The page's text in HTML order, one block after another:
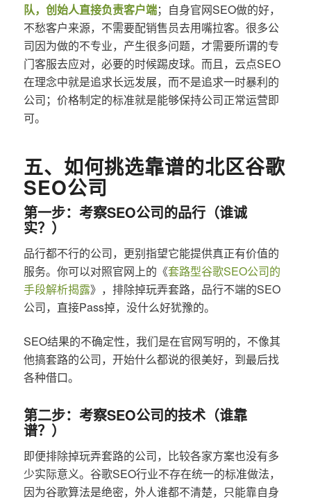
队，创始人直接负责客户端；自身官网SEO做的好，
不愁客户来源，不需要配销售员去用嘴拉客。很多公
司因为做的不专业，产生很多问题，才需要所谓的专
门客服去应对，必要的时候踢皮球。而且，云点SEO
在理念中就是追求长远发展，而不是追求一时暴利的
公司；价格制定的标准就是能够保持公司正常运营即
可。
五、如何挑选靠谱的北区谷歌
SEO公司
第一步：考察SEO公司的品行（谁诚
实？）
品行都不行的公司，更别指望它能提供真正有价值的
服务。你可以对照官网上的《套路型谷歌SEO公司的
手段解析揭露》，排除掉玩弄套路，品行不端的SEO
公司，直接Pass掉，没什么好犹豫的。
SEO结果的不确定性，我们是在官网写明的，不像其
他搞套路的公司，开始什么都说的很美好，到最后找
各种借口。
第二步：考察SEO公司的技术（谁靠
谱？）
即便排除掉玩弄套路的公司，比较各家方案也没有多
少实际意义。谷歌SEO行业不存在统一的标准做法，
因为谷歌算法是绝密，外人谁都不清楚，只能靠自身